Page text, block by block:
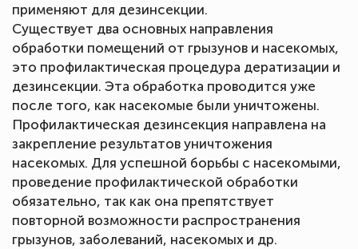
применяют для дезинсекции.
Существует два основных направления
обработки помещений от грызунов и насекомых,
это профилактическая процедура дератизации и
дезинсекции. Эта обработка проводится уже
после того, как насекомые были уничтожены.
Профилактическая дезинсекция направлена на
закрепление результатов уничтожения
насекомых. Для успешной борьбы с насекомыми,
проведение профилактической обработки
обязательно, так как она препятствует
повторной возможности распространения
грызунов, заболеваний, насекомых и др.